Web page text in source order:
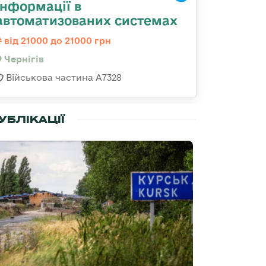
в
системах
від 21000 до 21000 грн
Чернігів
Військова частина А7328